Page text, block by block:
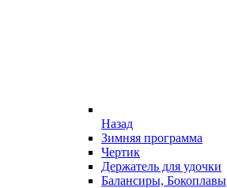
Назад
Зимняя программа
Чертик
Держатель для удочки
Балансиры, Бокоплавы